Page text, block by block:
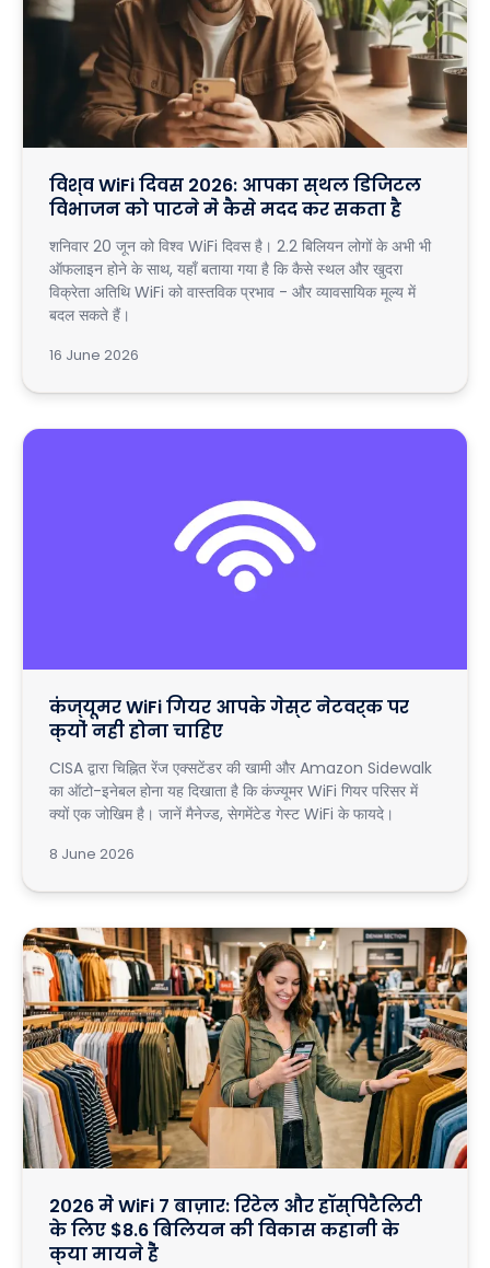
विश्व WiFi दिवस 2026: आपका स्थल डिजिटल
विभाजन को पाटने में कैसे मदद कर सकता है
शनिवार 20 जून को विश्व WiFi दिवस है। 2.2 बिलियन लोगों के अभी भी
ऑफलाइन होने के साथ, यहाँ बताया गया है कि कैसे स्थल और खुदरा
विक्रेता अतिथि WiFi को वास्तविक प्रभाव - और व्यावसायिक मूल्य में
बदल सकते हैं।
16 June 2026
कंज्यूमर WiFi गियर आपके गेस्ट नेटवर्क पर
क्यों नहीं होना चाहिए
CISA द्वारा चिह्नित रेंज एक्सटेंडर की खामी और Amazon Sidewalk
का ऑटो-इनेबल होना यह दिखाता है कि कंज्यूमर WiFi गियर परिसर में
क्यों एक जोखिम है। जानें मैनेज्ड, सेगमेंटेड गेस्ट WiFi के फायदे।
8 June 2026
2026 में WiFi 7 बाज़ार: रिटेल और हॉस्पिटैलिटी
के लिए $8.6 बिलियन की विकास कहानी के
क्या मायने हैं